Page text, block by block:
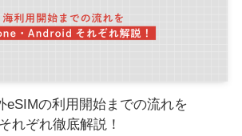
eSIMの利用開始までの流れを
れぞれ徹底解説！